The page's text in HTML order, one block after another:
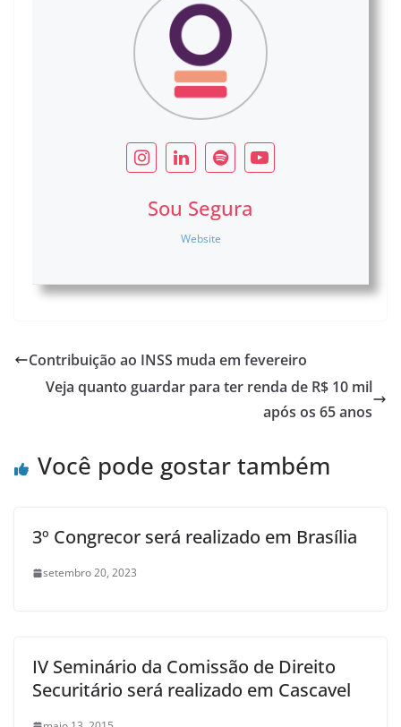
Sou Segura
Website
Contribuição ao INSS muda em fevereiro
Veja quanto guardar para ter renda de R$ 10 mil
após os 65 anos
Você pode gostar também
3º Congrecor será realizado em Brasília
setembro 20, 2023
IV Seminário da Comissão de Direito
Securitário será realizado em Cascavel